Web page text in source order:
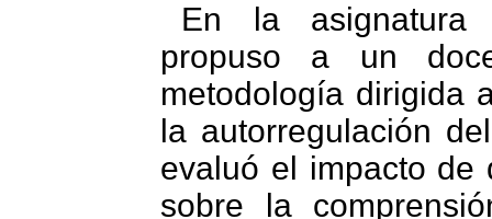
En la
propuso a un
metodología dirigida
la autorregulación
evaluó el impacto de
sobre la